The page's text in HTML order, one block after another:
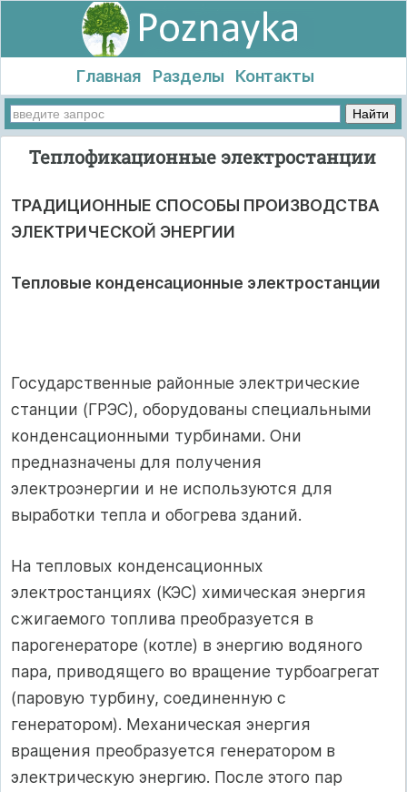
Главная Разделы Контакты
Теплофикационные электростанции
ТРАДИЦИОННЫЕ СПОСОБЫ ПРОИЗВОДСТВА
ЭЛЕКТРИЧЕСКОЙ ЭНЕРГИИ
Тепловые конденсационные электростанции
Государственные районные электрические
станции (ГРЭС), оборудованы специальными
конденсационными турбинами. Они
предназначены для получения
электроэнергии и не используются для
выработки тепла и обогрева зданий.
На тепловых конденсационных
электростанциях (КЭС) химическая энергия
сжигаемого топлива преобразуется в
парогенераторе (котле) в энергию водяного
пара, приводящего во вращение турбоагрегат
(паровую турбину, соединенную с
генератором). Механическая энергия
вращения преобразуется генератором в
электрическую энергию. После этого пар